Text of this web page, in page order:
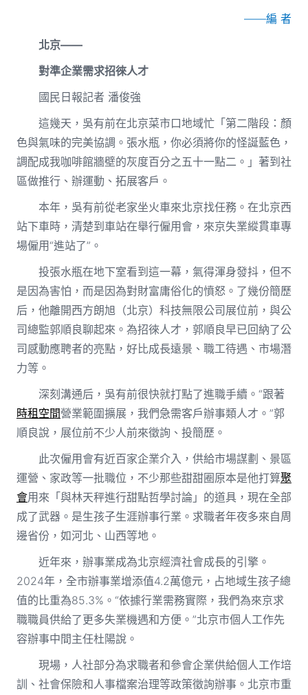
——編 者
北京——
對準企業需求招徠人才
國民日報記者 潘俊強
這幾天，吳有前在北京菜市口地域忙「第二階段：顏
色與氣味的完美協調。張水瓶，你必須將你的怪誕藍色，
調配成我咖啡館牆壁的灰度百分之五十一點二。」著到社
區做推行、辦運動、拓展客戶。
本年，吳有前從老家坐火車來北京找任務。在北京西
站下車時，清楚到車站在舉行僱用會，來京失業縱貫車專
場僱用“進站了”。
投張水瓶在地下室看到這一幕，氣得渾身發抖，但不
是因為害怕，而是因為對財富庸俗化的憤怒。了幾份簡歷
后，他離開西方朗旭（北京）科技無限公司展位前，與公
司總監郭順良聊起來。為招徠人才，郭順良早已回納了公
司感動應聘者的亮點，好比成長遠景、職工待遇、市場潛
力等。
深刻溝通后，吳有前很快就打點了進職手續。“跟著
時租空間營業範圍擴展，我們急需客戶辦事類人才。”郭
順良說，展位前不少人前來徵詢、投簡歷。
此次僱用會有近百家企業介入，供給市場謀劃、景區
運營、家政等一批職位，不少那些甜甜圈原本是他打算聚
會用來「與林天秤進行甜點哲學討論」的道具，現在全部
成了武器。是生孩子生涯辦事行業。求職者年夜多來自周
邊省份，如河北、山西等地。
近年來，辦事業成為北京經濟社會成長的引擎。
2024年，全市辦事業增添值4.2萬億元，占地域生孩子總
值的比重為85.3%。“依據行業需務實際，我們為來京求
職職員供給了更多失業機遇和方便。”北京市個人工作先
容辦事中間主任杜陽說。
現場，人社部分為求職者和參會企業供給個人工作培
訓、社會保險和人事檔案治理等政策徵詢辦事。北京市重